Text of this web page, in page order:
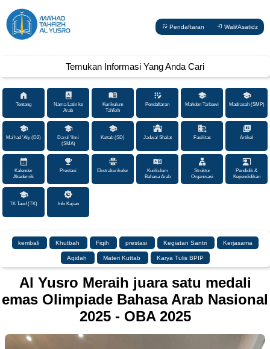
Pendaftaran Wali/Asatidz
Temukan Informasi Yang Anda Cari
Tentang
Nama Latin ke
Arab
Kurikulum
Tahfizh
Pendaftaran Mahdon Tarbawi Madrasah (SMP)
Ma'had 'Aly (D2)
Darul 'Ilmi
(SMA)
Kuttab (SD) Jadwal Shalat Fasilitas Artikel
Kalender
Akademik
Prestasi Ekstrakurikuler
Kurikulum
Bahasa Arab
Struktur
Organisasi
Pendidik &
Kependidikan
TK Taud (TK) Info Kajian
kembali Khutbah Fiqih prestasi Kegiatan Santri Kerjasama
Aqidah Materi Kuttab Karya Tulis BPIP
Al Yusro Meraih juara satu medali
emas Olimpiade Bahasa Arab Nasional
2025 - OBA 2025